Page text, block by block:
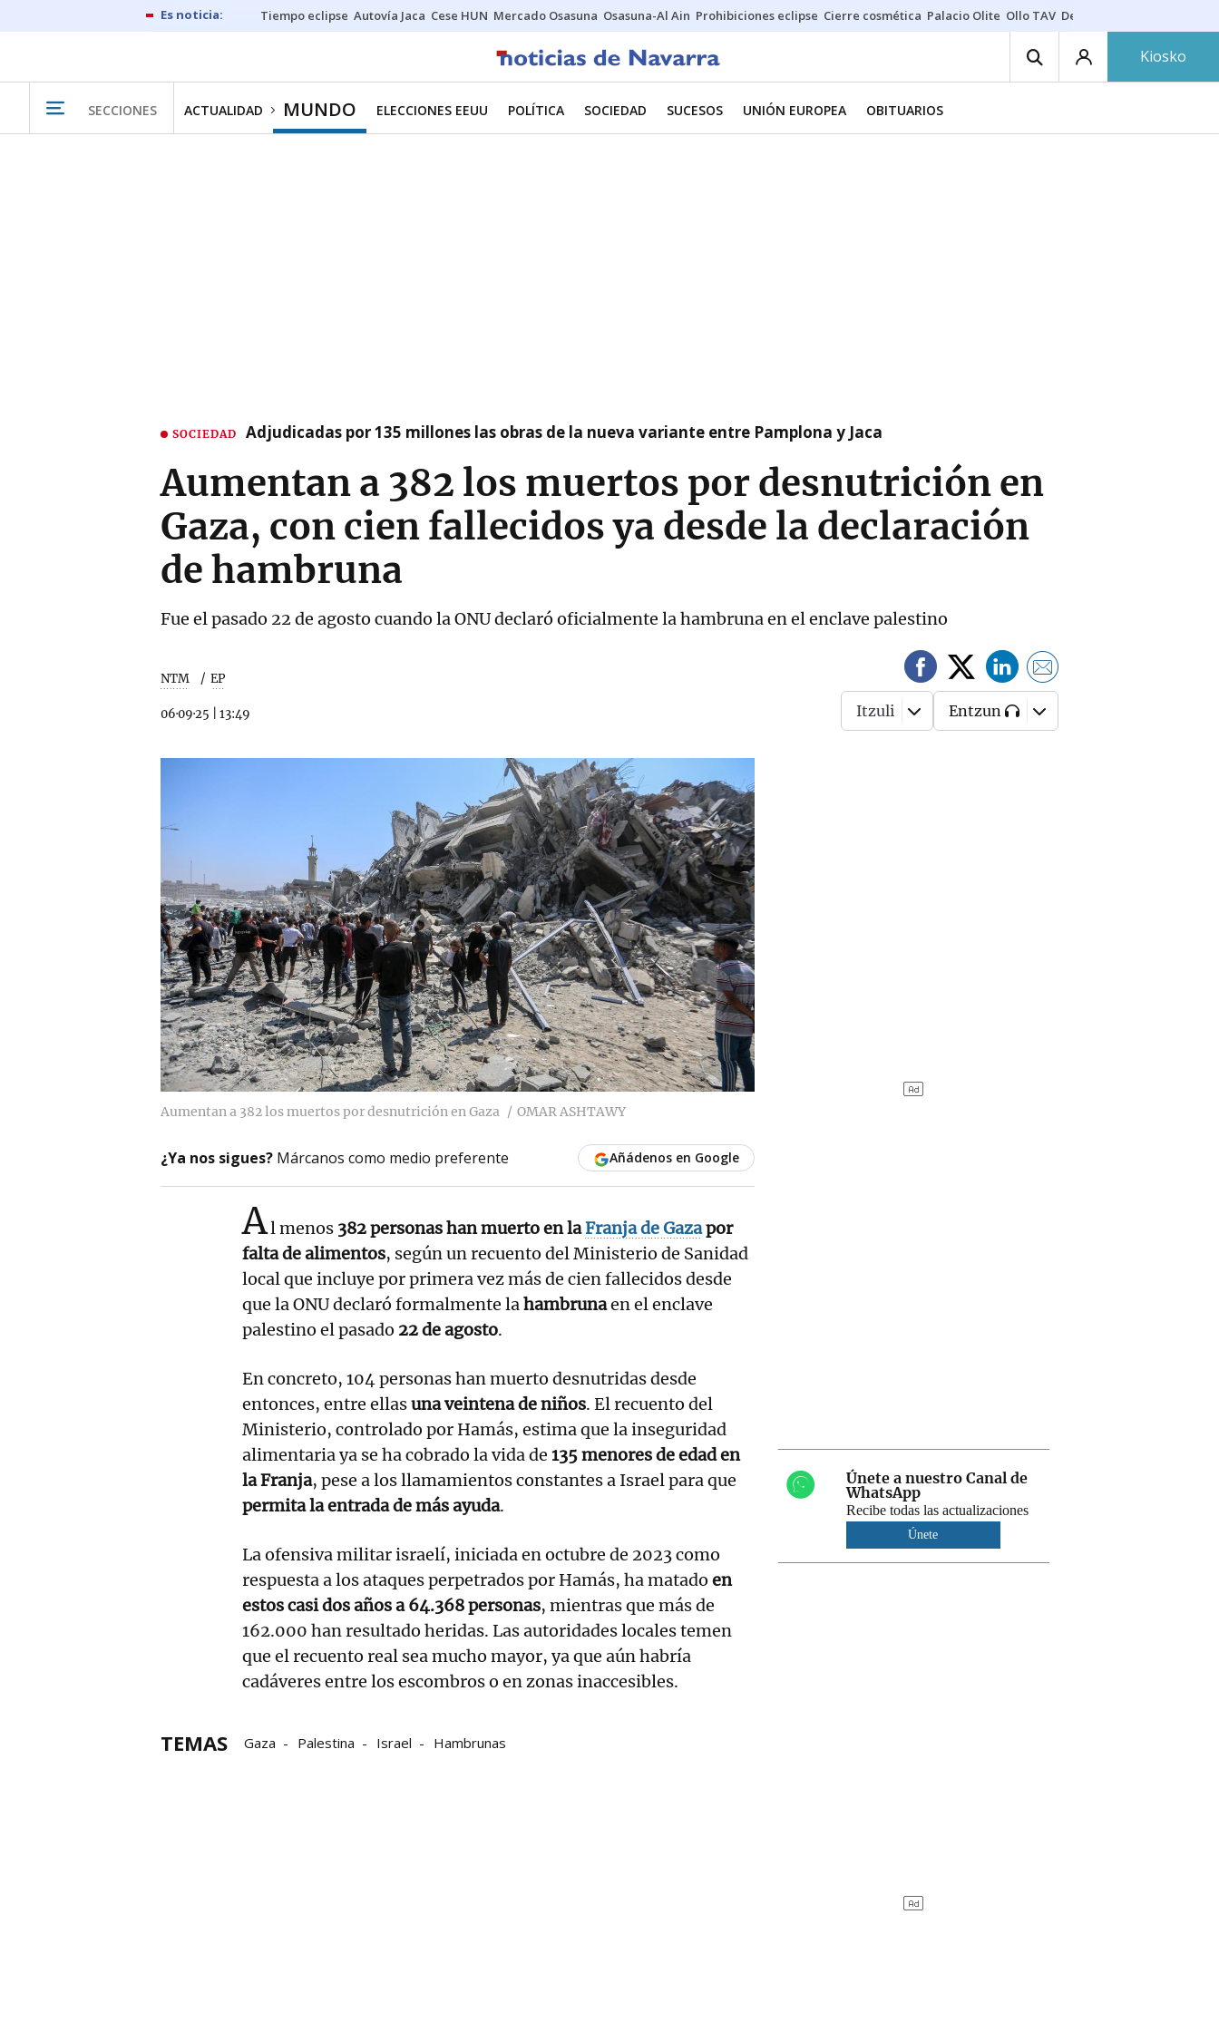
Tiempo eclipse Autovía Jaca Cese HUN Mercado Osasuna Osasuna-Al Ain Prohibiciones eclipse Cierre cosmética Palacio Olite Ollo TAV Derrama vecinos
Kiosko
SECCIONES ACTUALIDAD MUNDO ELECCIONES EEUU POLÍTICA SOCIEDAD SUCESOS UNIÓN EUROPEA OBITUARIOS
SOCIEDAD Adjudicadas por 135 millones las obras de la nueva variante entre Pamplona y Jaca
Aumentan a 382 los muertos por desnutrición en
Gaza, con cien fallecidos ya desde la declaración
de hambruna
Fue el pasado 22 de agosto cuando la ONU declaró oficialmente la hambruna en el enclave palestino
NTM EP
06·09·25 13:49 Itzuli Entzun
Aumentan a 382 los muertos por desnutrición en Gaza OMAR ASHTAWY
¿Ya nos sigues? Márcanos como medio preferente Añádenos en Google
Al menos 382 personas han muerto en laFranja de Gazapor
falta de alimentos, según un recuento del Ministerio de Sanidad
local que incluye por primera vez más de cien fallecidos desde
que la ONU declaró formalmente lahambrunaen el enclave
palestino el pasado 22 de agosto.
En concreto, 104 personas han muerto desnutridas desde
entonces, entre ellasuna veintena de niños. El recuento del
Ministerio, controlado por Hamás, estima que la inseguridad
alimentaria ya se ha cobrado la vida de 135 menores de edad en
la Franja, pese a los llamamientos constantes a Israel para que
permita la entrada de más ayuda.
La ofensiva militar israelí, iniciada en octubre de 2023 como
respuesta a los ataques perpetrados por Hamás, ha matado en
estos casi dos años a 64.368 personas, mientras que más de
162.000 han resultado heridas. Las autoridades locales temen
que el recuento real sea mucho mayor, ya que aún habría
cadáveres entre los escombros o en zonas inaccesibles.
TEMAS Gaza Palestina Israel Hambrunas
Únete a nuestro Canal de
WhatsApp
Recibe todas las actualizaciones
Únete